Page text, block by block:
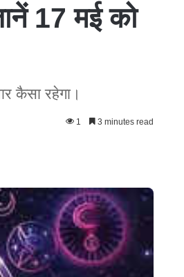
17 मई को
कैसा रहेगा।
1 3 minutes read